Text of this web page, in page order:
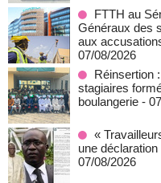
FTTH au
Généraux des
aux
07/08/2026
Réinsertion
stagiaires
boulangerie -
«
une
07/08/2026